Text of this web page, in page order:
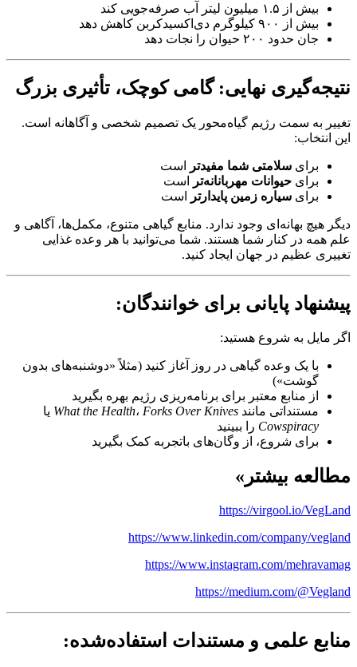
بیش از ۱.۵ میلیون لیتر آب صرفه‌جویی کند
بیش از ۹۰۰ کیلوگرم دی‌اکسیدکربن کاهش دهد
جان حدود ۲۰۰ حیوان را نجات دهد
نتیجه‌گیری نهایی: گامی کوچک، تأثیری بزرگ
تغییر به سمت رژیم گیاه‌محور یک تصمیم شخصی و آگاهانه است.
این انتخاب:
برای سلامتی شما مفیدتر
است
برای حیوانات مهربانانه‌تر
است
برای سیاره زمین پایدارتر است
دیگر هیچ بهانه‌ای وجود ندارد. منابع گیاهی متنوع، مکمل‌ها، آگاهی و
علم همه در کنار شما هستند. شما می‌توانید با هر وعده غذایی
تغییری عظیم در جهان ایجاد کنید.
پیشنهاد پایانی برای خوانندگان:
اگر مایل به شروع هستید:
با یک وعده گیاهی در روز آغاز کنید (مثلاً «دوشنبه‌های بدون
گوشت»)
از منابع معتبر برای برنامه‌ریزی رژیم بهره بگیرید
مستنداتی مانند
What the Health، Forks Over Knives
یا
Cowspiracy را ببینید
برای شروع، از وگان‌های باتجربه کمک بگیرید
مطالعه بیشتر»
https://virgool.io/VegLand
https://www.linkedin.com/company/vegland
https://www.instagram.com/mehravamag
https://medium.com/@Vegland
منابع علمی و مستندات استفاده‌شده: